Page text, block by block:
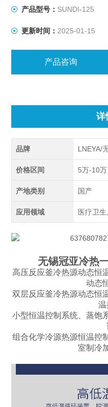
进程的加热及冷却、恒温
产品型号： SUNDI-125
更新时间： 2025-01-15
产品咨询
详
品牌 LNEYA/
价格区间 5万-10万
产地类别 国产
应用领域 医疗卫
无锡冠亚冷热
高压反应釜冷热源动态恒
动态
双层反应釜冷热源动态恒
温
小型恒温控制系统、蒸饱
组合化学冷源热源恒温控
室制冷